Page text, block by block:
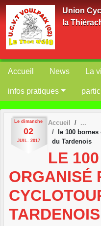
Union
la
Accueil News La
infos pratiques
Le dimanche
02
JUIL. 2017
Accueil
le 100
du Tardenois
LE
ORGANISÉ
TARDENOIS
Panneau de gestion des